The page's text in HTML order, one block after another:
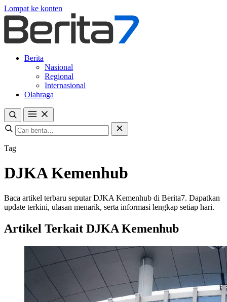
Lompat ke konten
Berita
Nasional
Regional
Internasional
Olahraga
Tag
DJKA Kemenhub
Baca artikel terbaru seputar DJKA Kemenhub di Berita7. Dapatkan
update terkini, ulasan menarik, serta informasi lengkap setiap hari.
Artikel Terkait DJKA Kemenhub